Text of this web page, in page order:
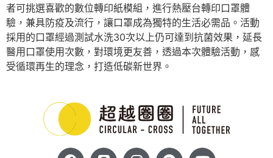
者可挑選喜歡的數位轉印紙模組，進行熱壓台轉印口罩體
驗，兼具防疫及流行，讓口罩成為獨特的生活必需品。活動
採用的口罩經過測試水洗30次以上仍可達到抗菌效果，延長
醫用口罩使用次數，對環境更友善，透過本次體驗活動，感
受循環再生的理念，打造低碳新世界。